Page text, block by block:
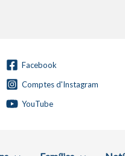
Facebook
Comptes d'Instagram
YouTube